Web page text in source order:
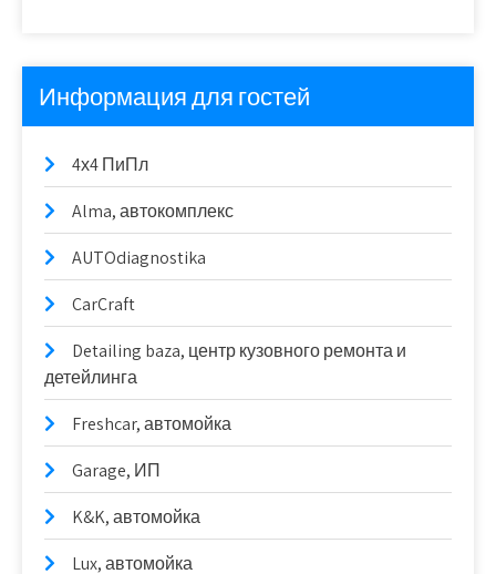
Информация для гостей
4х4 ПиПл
Alma, автокомплекс
AUTOdiagnostika
CarCraft
Detailing baza, центр кузовного ремонта и
детейлинга
Freshcar, автомойка
Garage, ИП
K&K, автомойка
Lux, автомойка